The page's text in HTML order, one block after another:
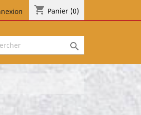
shopping_cart Panier (0)
